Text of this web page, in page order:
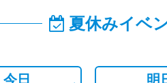
夏休みイベ